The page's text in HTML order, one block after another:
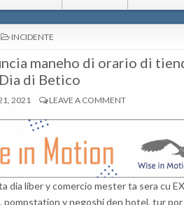
POSTED
IN
INCIDENTE
maneho di orario di
di Betico
2021 LEAVE A COMMENT
dia liber y comercio mester ta sera cu
y negoshi den hotel, tur por